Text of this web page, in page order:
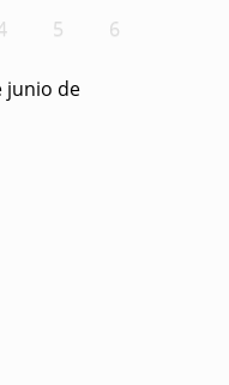
5 6
junio de